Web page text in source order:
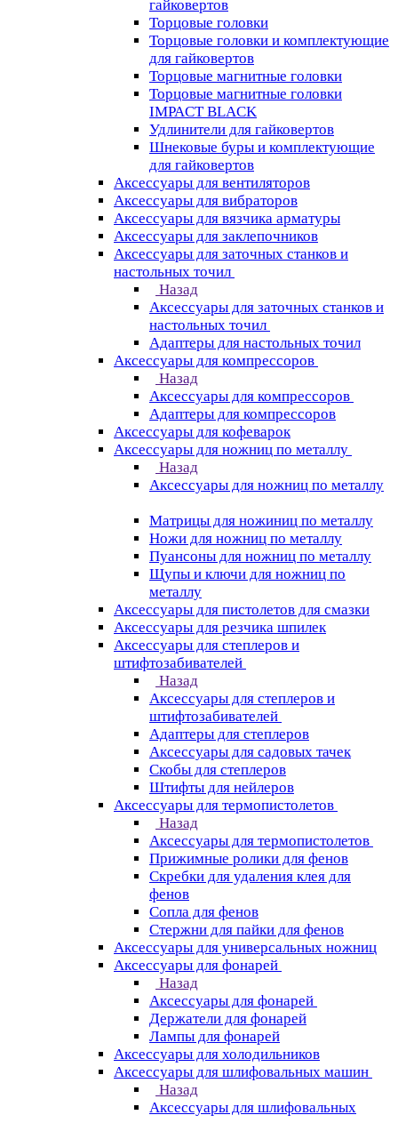
гайковертов
Торцовые головки
Торцовые головки и комплектующие
для гайковертов
Торцовые магнитные головки
Торцовые магнитные головки
IMPACT BLACK
Удлинители для гайковертов
Шнековые буры и комплектующие
для гайковертов
Аксессуары для вентиляторов
Аксессуары для вибраторов
Аксессуары для вязчика арматуры
Аксессуары для заклепочников
Аксессуары для заточных станков и
настольных точил
Назад
Аксессуары для заточных станков и
настольных точил
Адаптеры для настольных точил
Аксессуары для компрессоров
Назад
Аксессуары для компрессоров
Адаптеры для компрессоров
Аксессуары для кофеварок
Аксессуары для ножниц по металлу
Назад
Аксессуары для ножниц по металлу
Матрицы для ножиниц по металлу
Ножи для ножниц по металлу
Пуансоны для ножниц по металлу
Щупы и ключи для ножниц по
металлу
Аксессуары для пистолетов для смазки
Аксессуары для резчика шпилек
Аксессуары для степлеров и
штифтозабивателей
Назад
Аксессуары для степлеров и
штифтозабивателей
Адаптеры для степлеров
Аксессуары для садовых тачек
Скобы для степлеров
Штифты для нейлеров
Аксессуары для термопистолетов
Назад
Аксессуары для термопистолетов
Прижимные ролики для фенов
Скребки для удаления клея для
фенов
Сопла для фенов
Стержни для пайки для фенов
Аксессуары для универсальных ножниц
Аксессуары для фонарей
Назад
Аксессуары для фонарей
Держатели для фонарей
Лампы для фонарей
Аксессуары для холодильников
Аксессуары для шлифовальных машин
Назад
Аксессуары для шлифовальных